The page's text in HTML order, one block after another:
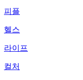
피플
헬스
라이프
컬처